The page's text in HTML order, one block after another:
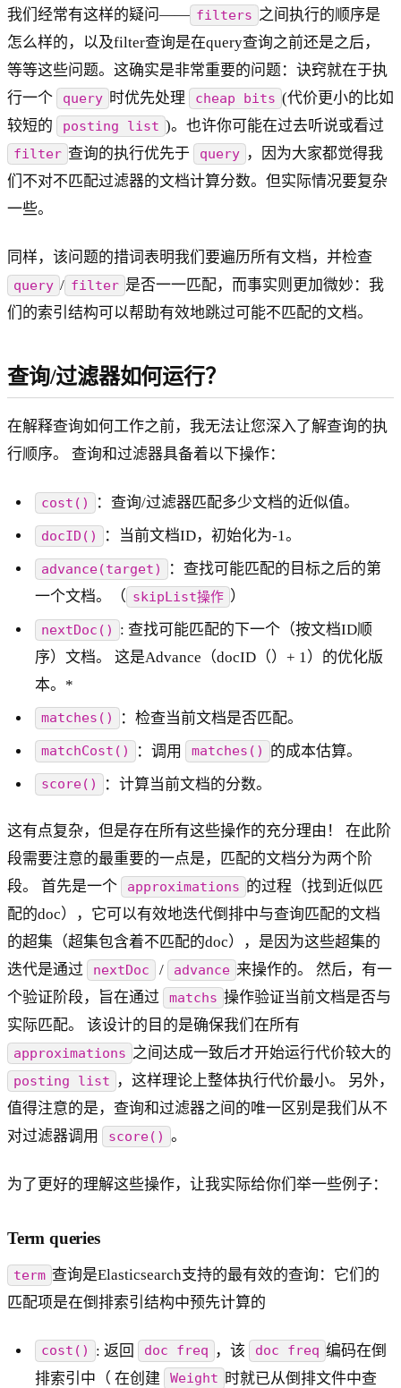
我们经常有这样的疑问—— filters 之间执行的顺序是
怎么样的，以及filter查询是在query查询之前还是之后，
等等这些问题。这确实是非常重要的问题：诀窍就在于执
行一个
query 时优先处理 cheap bits (代价更小的比如
较短的
posting list )。也许你可能在过去听说或看过
filter 查询的执行优先于 query ，因为大家都觉得我
们不对不匹配过滤器的文档计算分数。但实际情况要复杂
一些。
同样，该问题的措词表明我们要遍历所有文档，并检查
query / filter 是否一一匹配，而事实则更加微妙：我
们的索引结构可以帮助有效地跳过可能不匹配的文档。
查询/过滤器如何运行？
在解释查询如何工作之前，我无法让您深入了解查询的执
行顺序。 查询和过滤器具备着以下操作：
cost() ：查询/过滤器匹配多少文档的近似值。
docID() ：当前文档ID，初始化为-1。
advance(target)
：查找可能匹配的目标之后的第
一个文档。（ skipList操作 ）
nextDoc()
: 查找可能匹配的下一个（按文档ID顺
序）文档。 这是Advance（docID（）+ 1）的优化版
本。*
matches() ：检查当前文档是否匹配。
matchCost() ：调用 matches() 的成本估算。
score() ：计算当前文档的分数。
这有点复杂，但是存在所有这些操作的充分理由！ 在此阶
段需要注意的最重要的一点是，匹配的文档分为两个阶
段。 首先是一个
approximations 的过程（找到近似匹
配的doc），它可以有效地迭代倒排中与查询匹配的文档
的超集（超集包含着不匹配的doc），是因为这些超集的
迭代是通过
nextDoc / advance 来操作的。 然后，有一
个验证阶段，旨在通过
matchs 操作验证当前文档是否与
实际匹配。 该设计的目的是确保我们在所有
approximations 之间达成一致后才开始运行代价较大的
posting list
，这样理论上整体执行代价最小。 另外，
值得注意的是，查询和过滤器之间的唯一区别是我们从不
对过滤器调用
score() 。
为了更好的理解这些操作，让我实际给你们举一些例子：
Term queries
term 查询是Elasticsearch支持的最有效的查询：它们的
匹配项是在倒排索引结构中预先计算的
cost() : 返回 doc freq ，该 doc freq 编码在倒
排索引中（ 在创建
Weight 时就已从倒排文件中查